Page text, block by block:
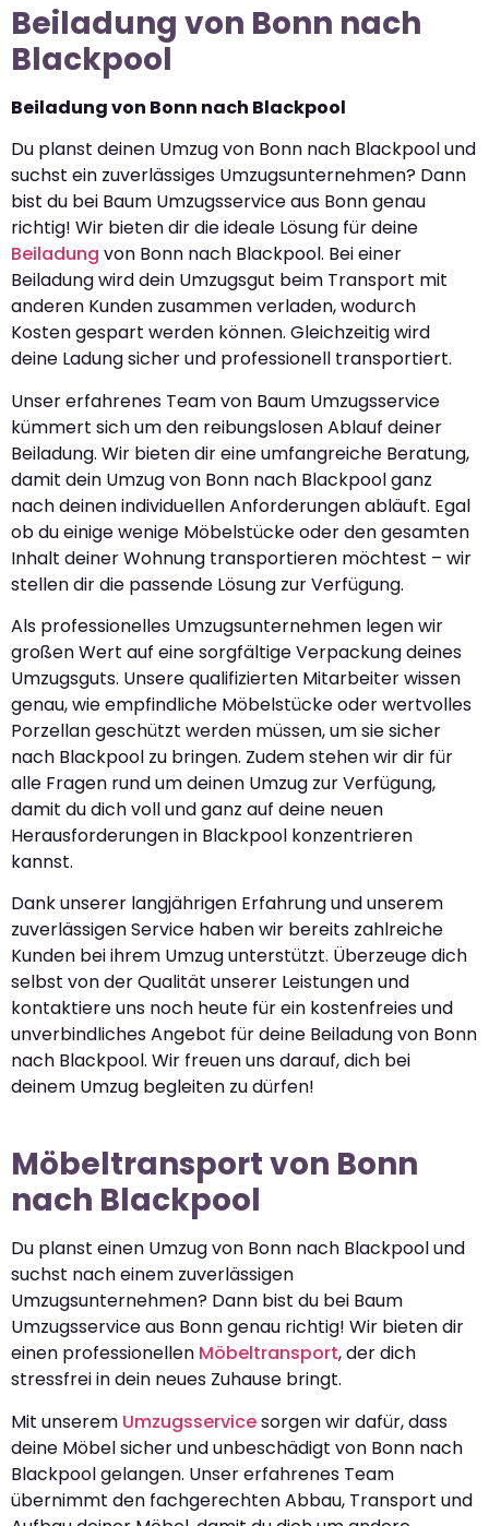
Beiladung von Bonn nach
Blackpool
Beiladung von Bonn nach Blackpool
Du planst deinen Umzug von Bonn nach Blackpool und
suchst ein zuverlässiges Umzugsunternehmen? Dann
bist du bei Baum Umzugsservice aus Bonn genau
richtig! Wir bieten dir die ideale Lösung für deine
Beiladung von Bonn nach Blackpool. Bei einer
Beiladung wird dein Umzugsgut beim Transport mit
anderen Kunden zusammen verladen, wodurch
Kosten gespart werden können. Gleichzeitig wird
deine Ladung sicher und professionell transportiert.
Unser erfahrenes Team von Baum Umzugsservice
kümmert sich um den reibungslosen Ablauf deiner
Beiladung. Wir bieten dir eine umfangreiche Beratung,
damit dein Umzug von Bonn nach Blackpool ganz
nach deinen individuellen Anforderungen abläuft. Egal
ob du einige wenige Möbelstücke oder den gesamten
Inhalt deiner Wohnung transportieren möchtest – wir
stellen dir die passende Lösung zur Verfügung.
Als professionelles Umzugsunternehmen legen wir
großen Wert auf eine sorgfältige Verpackung deines
Umzugsguts. Unsere qualifizierten Mitarbeiter wissen
genau, wie empfindliche Möbelstücke oder wertvolles
Porzellan geschützt werden müssen, um sie sicher
nach Blackpool zu bringen. Zudem stehen wir dir für
alle Fragen rund um deinen Umzug zur Verfügung,
damit du dich voll und ganz auf deine neuen
Herausforderungen in Blackpool konzentrieren
kannst.
Dank unserer langjährigen Erfahrung und unserem
zuverlässigen Service haben wir bereits zahlreiche
Kunden bei ihrem Umzug unterstützt. Überzeuge dich
selbst von der Qualität unserer Leistungen und
kontaktiere uns noch heute für ein kostenfreies und
unverbindliches Angebot für deine Beiladung von Bonn
nach Blackpool. Wir freuen uns darauf, dich bei
deinem Umzug begleiten zu dürfen!
Möbeltransport von Bonn
nach Blackpool
Du planst einen Umzug von Bonn nach Blackpool und
suchst nach einem zuverlässigen
Umzugsunternehmen? Dann bist du bei Baum
Umzugsservice aus Bonn genau richtig! Wir bieten dir
einen professionellen Möbeltransport, der dich
stressfrei in dein neues Zuhause bringt.
Mit unserem Umzugsservicesorgen wir dafür, dass
deine Möbel sicher und unbeschädigt von Bonn nach
Blackpool gelangen. Unser erfahrenes Team
übernimmt den fachgerechten Abbau, Transport und